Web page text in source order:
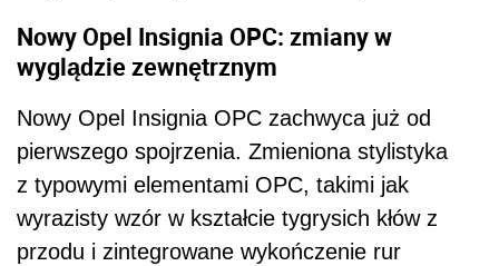
Nowy Opel Insignia OPC: zmiany w
wyglądzie zewnętrznym
Nowy Opel Insignia OPC zachwyca już od
pierwszego spojrzenia. Zmieniona stylistyka
z typowymi elementami OPC, takimi jak
wyrazisty wzór w kształcie tygrysich kłów z
przodu i zintegrowane wykończenie rur